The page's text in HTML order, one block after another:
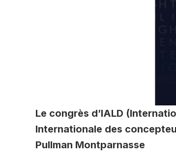
Le congrès d’IALD
Internationale des
Pullman Montparnasse